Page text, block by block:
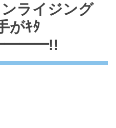
ライジング
がｷﾀ